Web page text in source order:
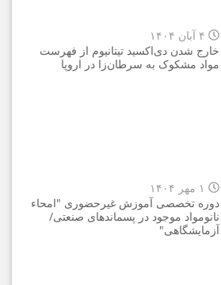
خارج شدن دی‌اکسید تیتانیوم از فهرست
مواد مشکوک به سرطان‌زا در اروپا
دوره‌ تخصصی آموزش غيرحضوری "امحاء
نانومواد موجود در پسماندهای صنعتی/
آزمایشگاهی"